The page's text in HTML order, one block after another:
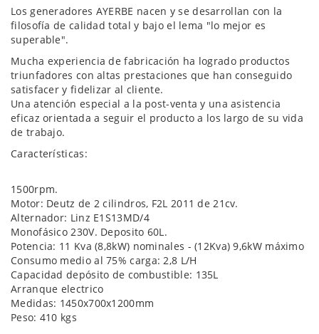
Los generadores AYERBE nacen y se desarrollan con la
filosofía de calidad total y bajo el lema "lo mejor es
superable".
Mucha experiencia de fabricación ha logrado productos
triunfadores con altas prestaciones que han conseguido
satisfacer y fidelizar al cliente.
Una atención especial a la post-venta y una asistencia
eficaz orientada a seguir el producto a los largo de su vida
de trabajo.
Características:
1500rpm.
Motor: Deutz de 2 cilindros, F2L 2011 de 21cv.
Alternador: Linz E1S13MD/4
Monofásico 230V. Deposito 60L.
Potencia: 11 Kva (8,8kW) nominales - (12Kva) 9,6kW máximo
Consumo medio al 75% carga: 2,8 L/H
Capacidad depósito de combustible: 135L
Arranque electrico
Medidas: 1450x700x1200mm
Peso: 410 kgs